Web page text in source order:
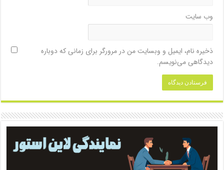
وب‌ سایت
ذخیره نام، ایمیل و وبسایت من در مرورگر برای زمانی که دوباره
دیدگاهی می‌نویسم.